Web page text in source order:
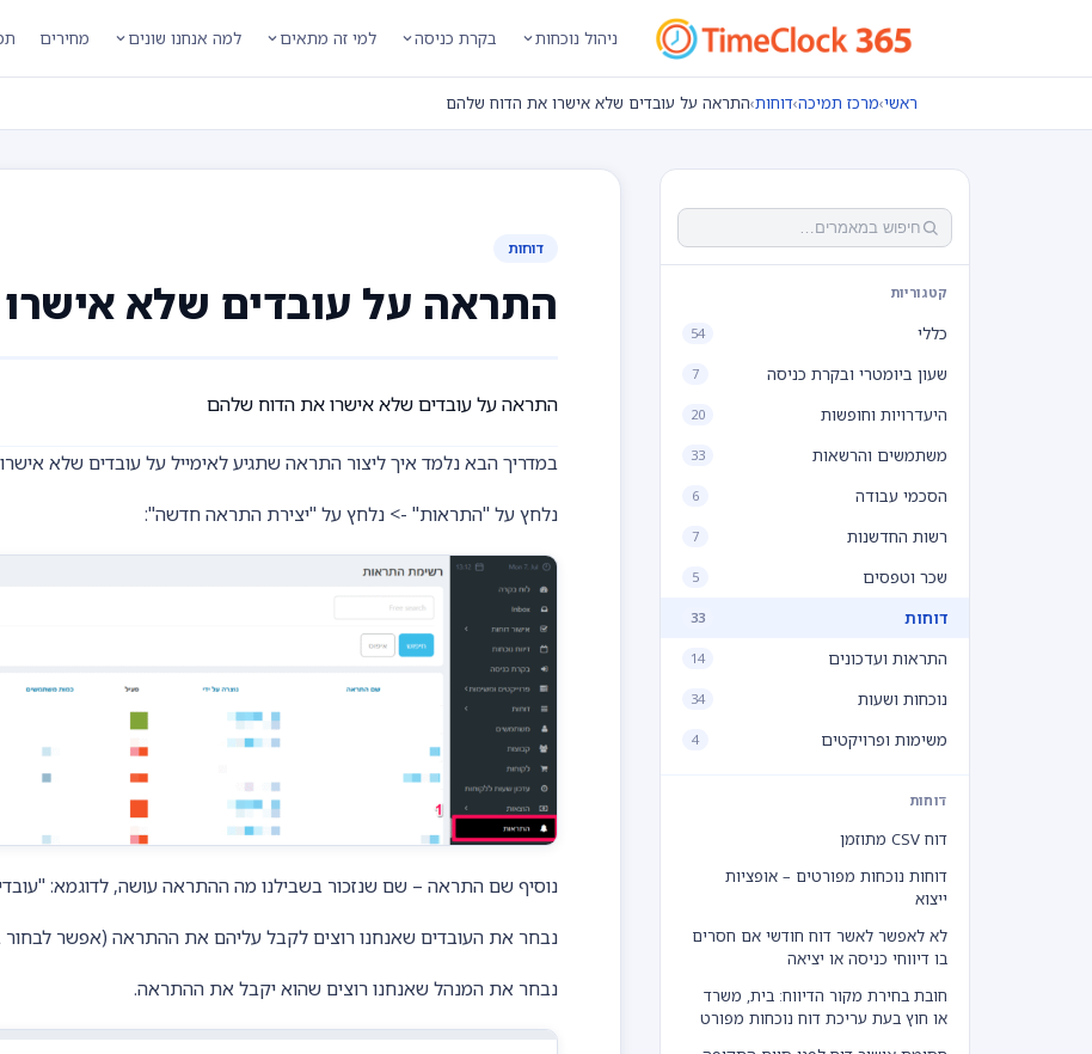
ניהול נוכחות בקרת כניסה למי זה מתאים למה אנחנו שונים מחירים
ראשי›מרכז תמיכה›דוחות›התראה על עובדים שלא אישרו את הדוח שלהם
קטגוריות
כללי 54
שעון ביומטרי ובקרת כניסה 7
היעדרויות וחופשות 20
משתמשים והרשאות 33
הסכמי עבודה 6
רשות החדשנות 7
שכר וטפסים 5
דוחות 33
התראות ועדכונים 14
נוכחות ושעות 34
משימות ופרויקטים 4
דוחות
דוח CSV מתוזמן
דוחות נוכחות מפורטים – אופציות
ייצוא
לא לאפשר לאשר דוח חודשי אם חסרים
בו דיווחי כניסה או יציאה
חובת בחירת מקור הדיווח: בית, משרד
או חוץ בעת עריכת דוח נוכחות מפורט
דוחות
התראה על עובדים שלא
התראה על עובדים שלא אישרו את הדוח שלהם
במדריך הבא נלמד איך ליצור התראה שתגיע לאימייל על עובדים שלא
נלחץ על "התראות" -> נלחץ על "יצירת התראה חדשה":
נוסיף שם התראה – שם שנזכור בשבילנו מה ההתראה עושה, לדוגמא:
נבחר את העובדים שאנחנו רוצים לקבל עליהם את ההתראה (אפשר
נבחר את המנהל שאנחנו רוצים שהוא יקבל את ההתראה.